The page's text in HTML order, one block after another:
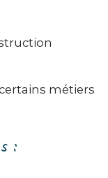
métiers
: